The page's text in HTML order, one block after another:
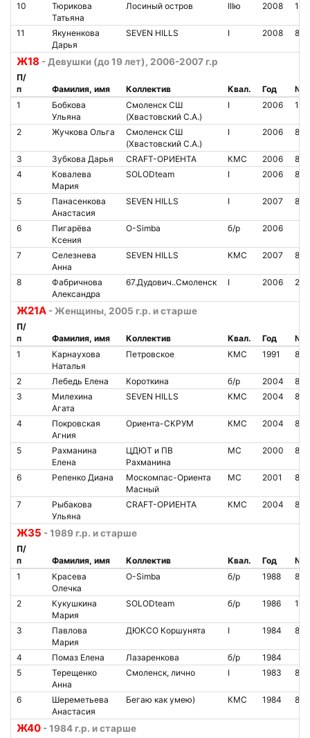
10
Тюрикова
Татьяна
Лосиный остров IIIю 2008
11
Якуненкова
Дарья
SEVEN HILLS I 2008
Ж18 - Девушки (до 19 лет), 2006-2007 г.р
П/
п
Фамилия, имя Коллектив Квал. Год
№
1
Бобкова
Ульяна
Смоленск СШ
(Хвастовский С.А.)
I 2006
2 Жучкова Ольга
Смоленск СШ
(Хвастовский С.А.)
I 2006
3 Зубкова Дарья CRAFT-ОРИЕНТА КМС 2006
4
Ковалева
Мария
SOLODteam I 2006
5
Панасенкова
Анастасия
SEVEN HILLS I 2007
6
Пигарёва
Ксения
O-Simba б/р 2006
7
Селезнева
Анна
SEVEN HILLS КМС 2007
8
Фабричнова
Александра
67.Дудович..Смоленск I 2006
Ж21А - Женщины, 2005 г.р. и старше
П/
п
Фамилия, имя Коллектив Квал. Год
№
1
Карнаухова
Наталья
Петровское КМС 1991
2 Лебедь Елена Короткина б/р 2004
3
Милехина
Агата
SEVEN HILLS КМС 2004
4
Покровская
Агния
Ориента-СКРУМ КМС 2004
5
Рахманина
Елена
ЦДЮТ и ПВ
Рахманина
МС 2000
6 Репенко Диана
Москомпас-Ориента
Масный
МС 2001
7
Рыбакова
Ульяна
CRAFT-ОРИЕНТА КМС 2004
Ж35 - 1989 г.р. и старше
П/
п
Фамилия, имя Коллектив Квал. Год
№
1
Красева
Олечка
O-Simba б/р 1988
2
Кукушкина
Мария
SOLODteam б/р 1986
3
Павлова
Мария
ДЮКСО Коршунята I 1984
4 Помаз Елена Лазаренкова б/р
1984
5
Терещенко
Анна
Смоленск, лично I 1983
6
Шереметьева
Анастасия
Бегаю как умею) КМС 1984
Ж40 - 1984 г.р. и старше